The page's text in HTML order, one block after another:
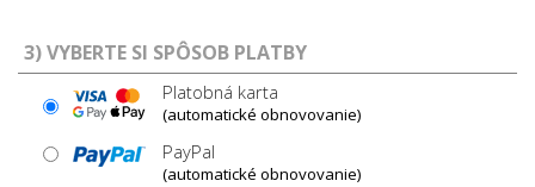
3) VYBERTE SI SPÔSOB PLATBY
Platobná karta
(automatické obnovovanie)
PayPal
(automatické obnovovanie)